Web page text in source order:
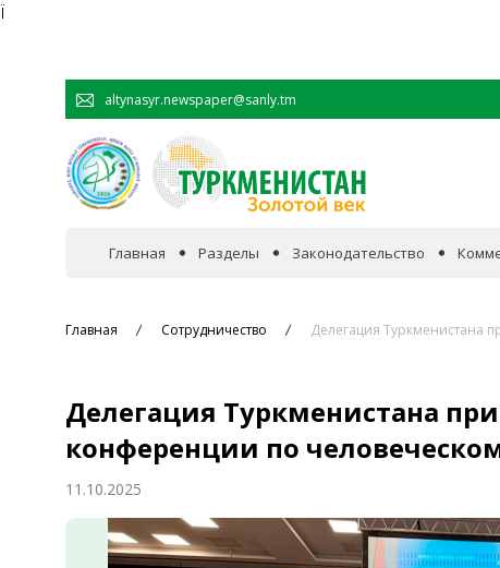
Ï
altynasyr.newspaper@sanly.tm
Главная Разделы
Сотрудничество
Общество
Законодательство
Главная Сотрудничество Делегация Туркменистана
Делегация Туркменистана
конференции по
11.10.2025